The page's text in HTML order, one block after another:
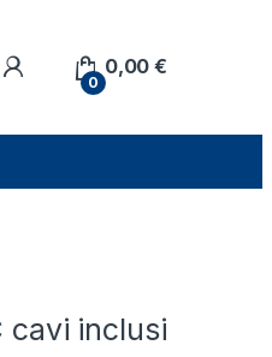
0
0,00€
cavi inclusi